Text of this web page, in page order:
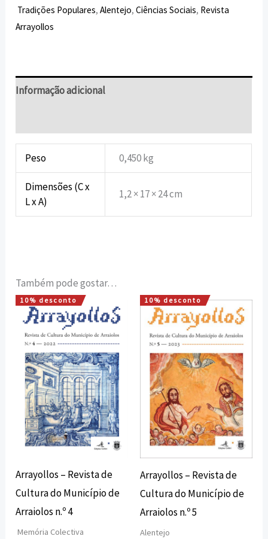
Tradições Populares,Alentejo,Ciências Sociais, Revista
Arrayollos
Informação adicional
Peso 0,450 kg
Dimensões (C x
L x A)
1,2 × 17 × 24 cm
Também pode gostar…
10% desconto
Arrayollos – Revista de
Cultura do Município de
Arraiolos n.º 4
Memória Colectiva
O
preço
original
era:
15,00 €.
O
preço
atual
é:
13,50 €.
10% desconto
Arrayollos – Revista de
Cultura do Município de
Arraiolos n.º 5
Alentejo
O
preço
original
era:
15,00 €.
O
preço
atual
é:
13,50 €.